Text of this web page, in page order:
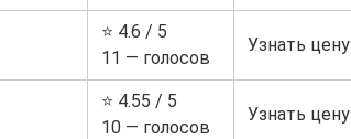
⭐ 4.6 / 5
11 — голосов
Узнать цену
⭐ 4.55 / 5
10 — голосов
Узнать цену